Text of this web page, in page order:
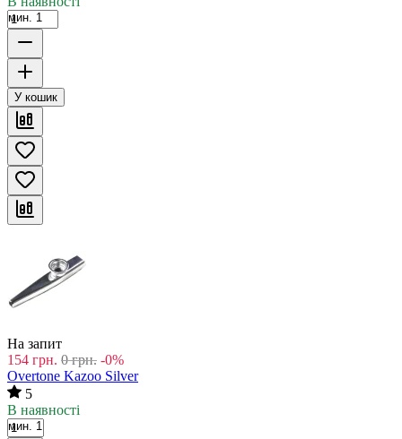
мин. 1
У кошик
На запит
154 грн. 0 грн. -0%
Overtone Kazoo Silver
5
В наявності
мин. 1